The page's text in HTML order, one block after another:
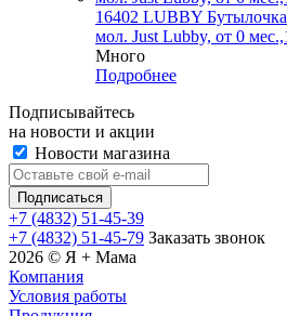
16402 LUBBY
мол. Just Lubby, от 0
Много
Подробнее
Подписывайтесь
на новости и акции
Новости магазина
+7 (4832) 51-45-39
+7 (4832) 51-45-79 Заказать звонок
2026 © Я + Мама
Компания
Условия работы